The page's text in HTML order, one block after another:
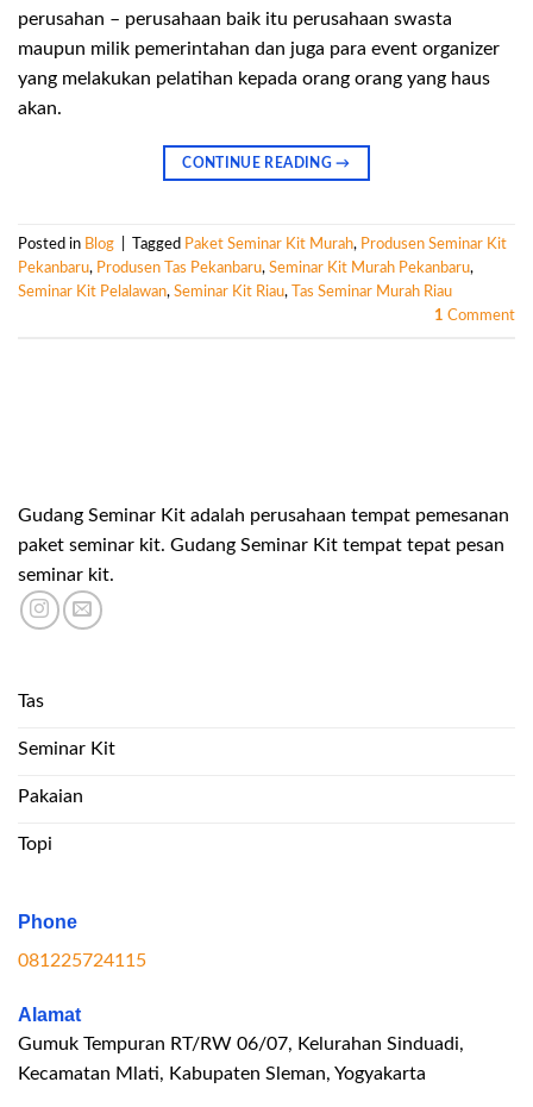
perusahan – perusahaan baik itu perusahaan swasta
maupun milik pemerintahan dan juga para event organizer
yang melakukan pelatihan kepada orang orang yang haus
akan.
CONTINUE READING→
Posted in Blog Tagged Paket Seminar Kit Murah, Produsen Seminar Kit
Pekanbaru, Produsen Tas Pekanbaru, Seminar Kit Murah Pekanbaru,
Seminar Kit Pelalawan, Seminar Kit Riau,
Tas Seminar Murah Riau
1 Comment
Gudang Seminar Kit adalah perusahaan tempat pemesanan
paket seminar kit. Gudang Seminar Kit tempat tepat pesan
seminar kit.
Tas
Seminar Kit
Pakaian
Topi
Phone
081225724115
Alamat
Gumuk Tempuran RT/RW 06/07, Kelurahan Sinduadi,
Kecamatan Mlati, Kabupaten Sleman, Yogyakarta